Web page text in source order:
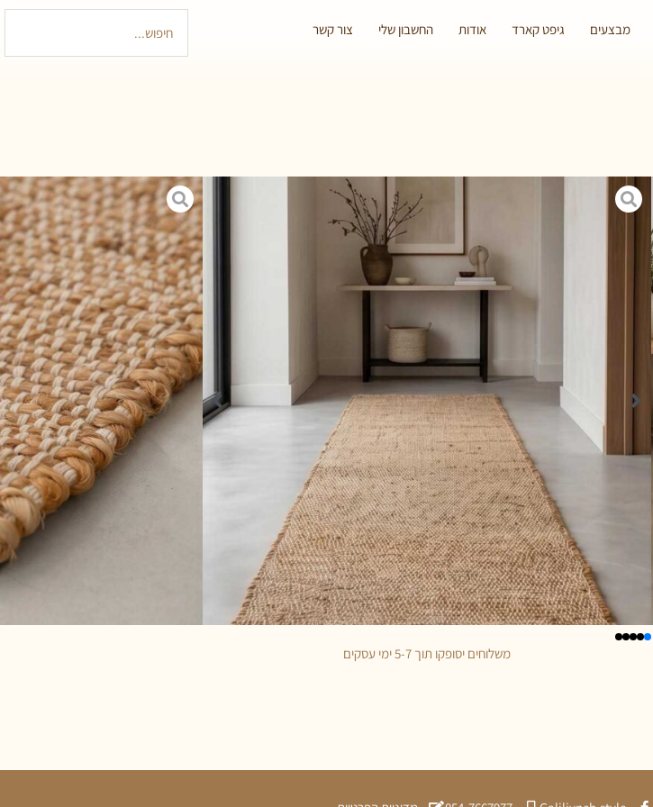
מבצעים גיפט קארד אודות החשבון שלי צור קשר
משלוחים יסופקו תוך 5-7 ימי עסקים